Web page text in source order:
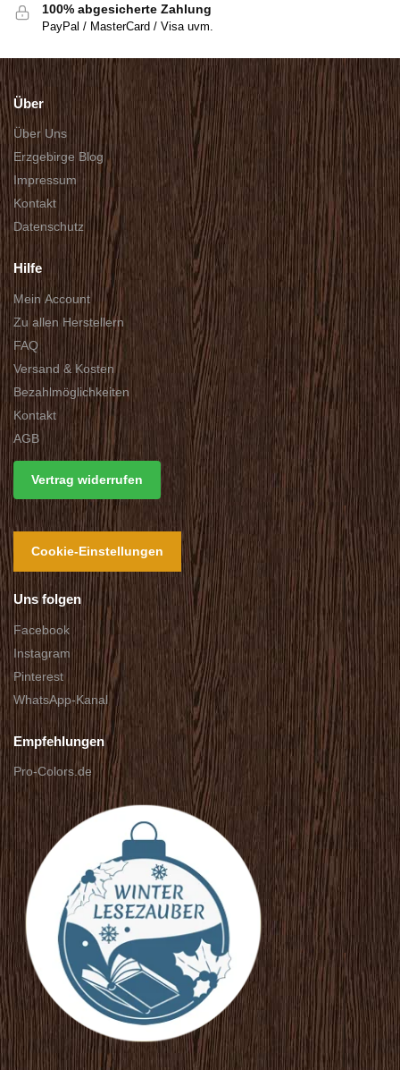
100% abgesicherte Zahlung
PayPal / MasterCard / Visa uvm.
Über
Über Uns
Erzgebirge Blog
Impressum
Kontakt
Datenschutz
Hilfe
Mein Account
Zu allen Herstellern
FAQ
Versand & Kosten
Bezahlmöglichkeiten
Kontakt
AGB
Vertrag widerrufen
Cookie-Einstellungen
Uns folgen
Facebook
Instagram
Pinterest
WhatsApp-Kanal
Empfehlungen
Pro-Colors.de